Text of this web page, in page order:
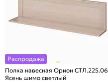
Распродажа
Полка навесная Орион СТЛ.225.06
Ясень шимо светлый